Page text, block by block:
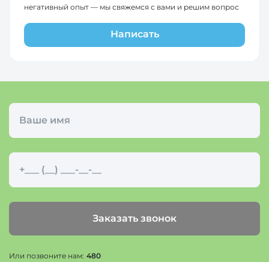
негативный опыт — мы свяжемся с вами и решим вопрос
Написать
Заказать звонок
Или позвоните нам: 480